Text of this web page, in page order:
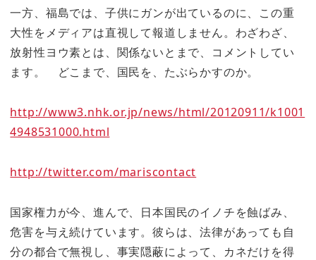
一方、福島では、子供にガンが出ているのに、この重
大性をメディアは直視して報道しません。わざわざ、
放射性ヨウ素とは、関係ないとまで、コメントしてい
ます。 どこまで、国民を、たぶらかすのか。
http://www3.nhk.or.jp/news/html/20120911/k1001
4948531000.html
http://twitter.com/mariscontact
国家権力が今、進んで、日本国民のイノチを蝕ばみ、
危害を与え続けています。彼らは、法律があっても自
分の都合で無視し、事実隠蔽によって、カネだけを得